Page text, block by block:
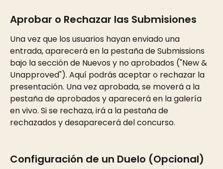
Aprobar o Rechazar las Submisiones
Una vez que los usuarios hayan enviado una
entrada, aparecerá en la pestaña de Submissions
bajo la sección de Nuevos y no aprobados ("New &
Unapproved"). Aquí podrás aceptar o rechazar la
presentación. Una vez aprobada, se moverá a la
pestaña de aprobados y aparecerá en la galería
en vivo. Si se rechaza, irá a la pestaña de
rechazados y desaparecerá del concurso.
Configuración de un Duelo (Opcional)